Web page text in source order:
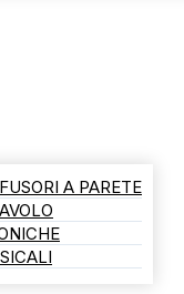
A PARETE